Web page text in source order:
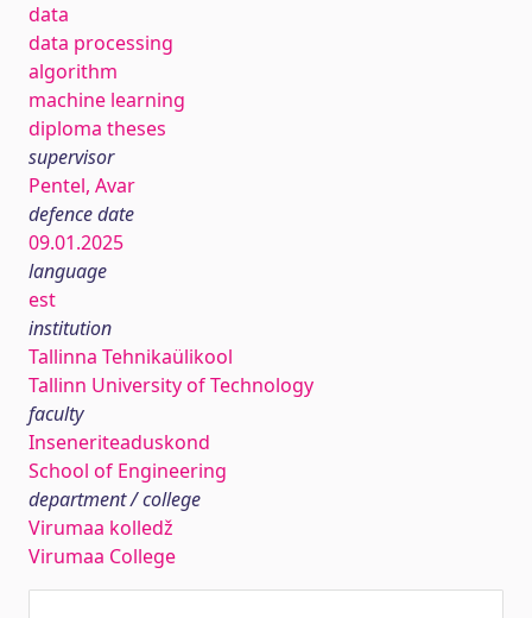
data
data processing
algorithm
machine learning
diploma theses
supervisor
Pentel, Avar
defence date
09.01.2025
language
est
institution
Tallinna Tehnikaülikool
Tallinn University of Technology
faculty
Inseneriteaduskond
School of Engineering
department / college
Virumaa kolledž
Virumaa College